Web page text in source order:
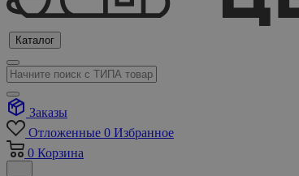
Каталог
Заказы
Отложенные 0 Избранное
0 Корзина